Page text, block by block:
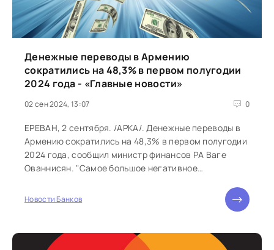
Денежные переводы в Армению
сократились на 48,3% в первом полугодии
2024 года - «Главные новости»
02 сен 2024, 13:07 0
ЕРЕВАН, 2 сентября. /АРКА/. Денежные переводы в
Армению сократились на 48,3% в первом полугодии
2024 года, сообщил министр финансов РА Ваге
Ованнисян. "Самое большое негативное
Новости Банков